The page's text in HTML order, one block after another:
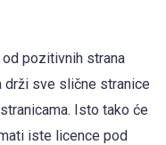
pozitivnih strana
drži sve slične stranice
Isto tako će
iste licence pod